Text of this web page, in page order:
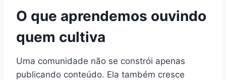
O que aprendemos ouvindo
quem cultiva
Uma comunidade não se constrói apenas
publicando conteúdo. Ela também cresce